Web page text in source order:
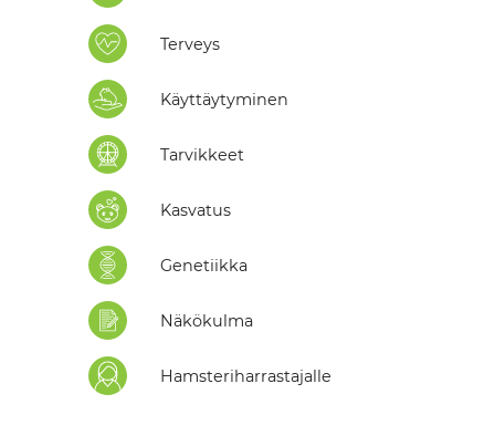
Terveys
Käyttäytyminen
Tarvikkeet
Kasvatus
Genetiikka
Näkökulma
Hamsteriharrastajalle